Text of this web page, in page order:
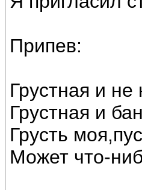
Припев:
Грустная и не
Грустная и
Грусть
Может что-